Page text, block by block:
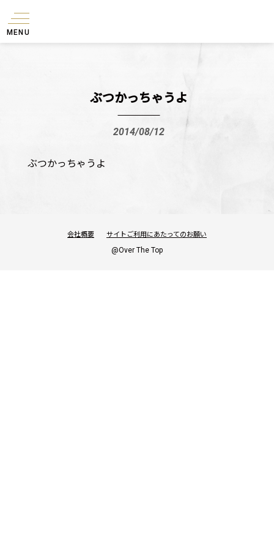
MENU
ぶつかっちゃうよ
2014/08/12
ぶつかっちゃうよ
会社概要 サイトご利用にあたってのお願い
@Over The Top